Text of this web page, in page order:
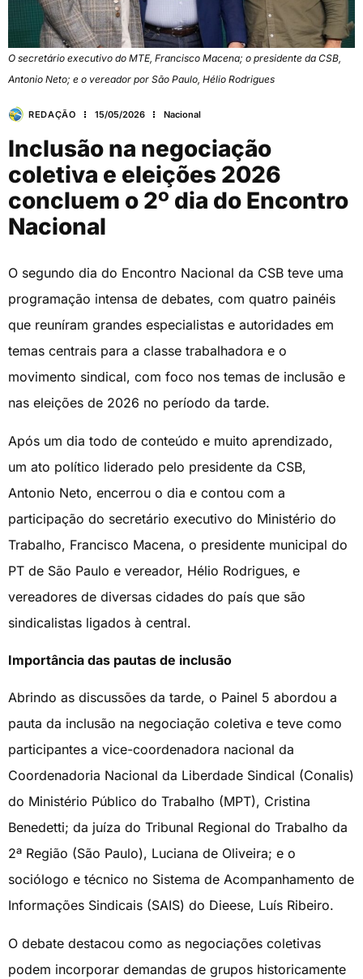
O secretário executivo do MTE, Francisco Macena; o presidente da CSB,
Antonio Neto; e o vereador por São Paulo, Hélio Rodrigues
REDAÇÃO 15/05/2026 Nacional
Inclusão na negociação
coletiva e eleições 2026
concluem o 2º dia do Encontro
Nacional
O segundo dia do Encontro Nacional da CSB teve uma
programação intensa de debates, com quatro painéis
que reuníram grandes especialistas e autoridades em
temas centrais para a classe trabalhadora e o
movimento sindical, com foco nos temas de inclusão e
nas eleições de 2026 no período da tarde.
Após um dia todo de conteúdo e muito aprendizado,
um ato político liderado pelo presidente da CSB,
Antonio Neto, encerrou o dia e contou com a
participação do secretário executivo do Ministério do
Trabalho, Francisco Macena, o presidente municipal do
PT de São Paulo e vereador, Hélio Rodrigues, e
vereadores de diversas cidades do país que são
sindicalistas ligados à central.
Importância das pautas de inclusão
Abrindo as discussões da tarde, o Painel 5 abordou a
pauta da inclusão na negociação coletiva e teve como
participantes a vice-coordenadora nacional da
Coordenadoria Nacional da Liberdade Sindical (Conalis)
do Ministério Público do Trabalho (MPT), Cristina
Benedetti; da juíza do Tribunal Regional do Trabalho da
2ª Região (São Paulo), Luciana de Oliveira; e o
sociólogo e técnico no Sistema de Acompanhamento de
Informações Sindicais (SAIS) do Dieese, Luís Ribeiro.
O debate destacou como as negociações coletivas
podem incorporar demandas de grupos historicamente